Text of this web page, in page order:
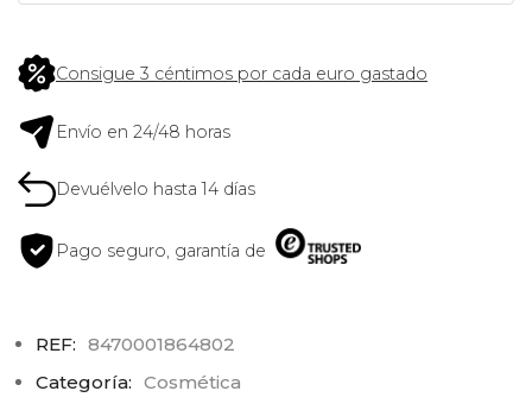
Consigue 3 céntimos por cada euro gastado
Envío en 24/48 horas
Devuélvelo hasta 14 días
Pago seguro, garantía de
REF: 8470001864802
Categoría: Cosmética